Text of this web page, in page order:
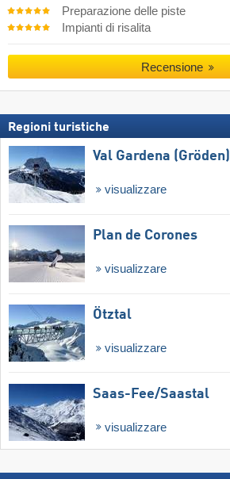
Preparazione delle piste
Impianti di risalita
Recensione
Regioni turistiche
Val Gardena (Gröden)
visualizzare
Plan de Corones
visualizzare
Ötztal
visualizzare
Saas-Fee/​Saastal
visualizzare